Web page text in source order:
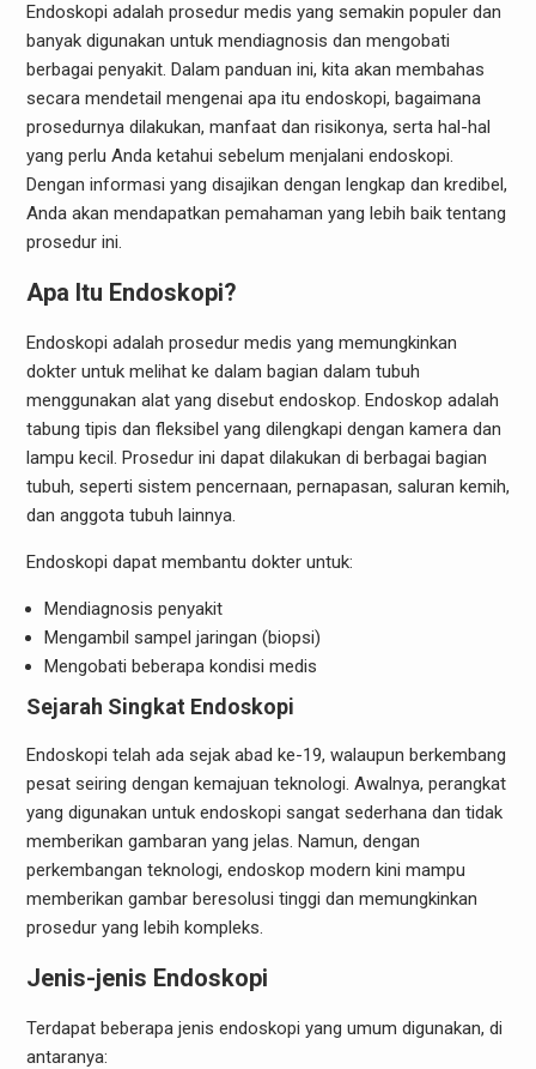
Endoskopi adalah prosedur medis yang semakin populer dan
banyak digunakan untuk mendiagnosis dan mengobati
berbagai penyakit. Dalam panduan ini, kita akan membahas
secara mendetail mengenai apa itu endoskopi, bagaimana
prosedurnya dilakukan, manfaat dan risikonya, serta hal-hal
yang perlu Anda ketahui sebelum menjalani endoskopi.
Dengan informasi yang disajikan dengan lengkap dan kredibel,
Anda akan mendapatkan pemahaman yang lebih baik tentang
prosedur ini.
Apa Itu Endoskopi?
Endoskopi adalah prosedur medis yang memungkinkan
dokter untuk melihat ke dalam bagian dalam tubuh
menggunakan alat yang disebut endoskop. Endoskop adalah
tabung tipis dan fleksibel yang dilengkapi dengan kamera dan
lampu kecil. Prosedur ini dapat dilakukan di berbagai bagian
tubuh, seperti sistem pencernaan, pernapasan, saluran kemih,
dan anggota tubuh lainnya.
Endoskopi dapat membantu dokter untuk:
Mendiagnosis penyakit
Mengambil sampel jaringan (biopsi)
Mengobati beberapa kondisi medis
Sejarah Singkat Endoskopi
Endoskopi telah ada sejak abad ke-19, walaupun berkembang
pesat seiring dengan kemajuan teknologi. Awalnya, perangkat
yang digunakan untuk endoskopi sangat sederhana dan tidak
memberikan gambaran yang jelas. Namun, dengan
perkembangan teknologi, endoskop modern kini mampu
memberikan gambar beresolusi tinggi dan memungkinkan
prosedur yang lebih kompleks.
Jenis-jenis Endoskopi
Terdapat beberapa jenis endoskopi yang umum digunakan, di
antaranya: